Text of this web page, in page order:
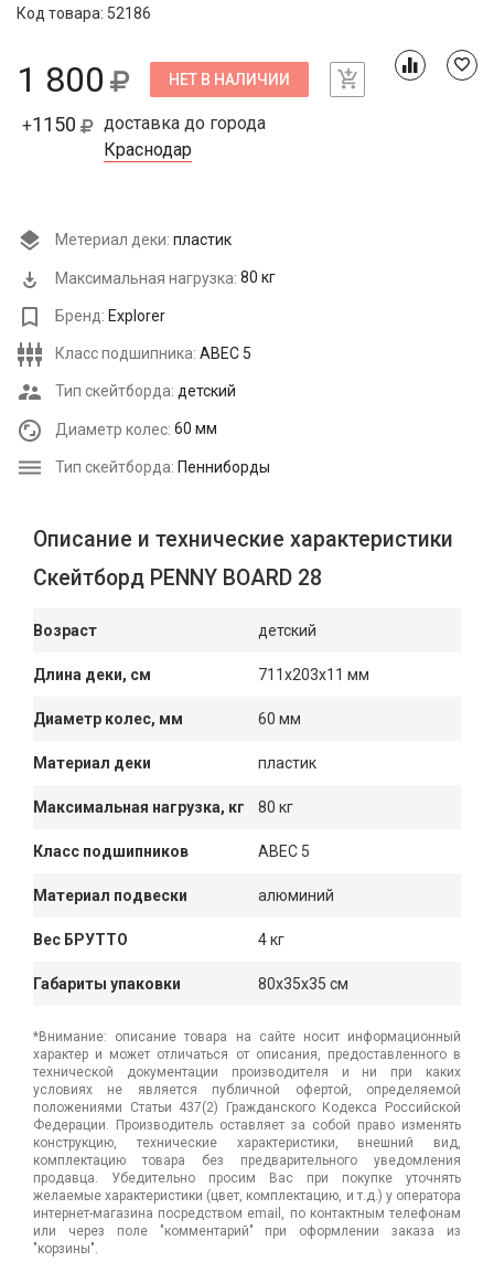
Код товара: 52186
1 800 НЕТ В НАЛИЧИИ
+1150
доставка до города
Краснодар
Метериал деки: пластик
Максимальная нагрузка: 80 кг
Бренд: Explorer
Класс подшипника: ABEC 5
Тип скейтборда: детский
Диаметр колес: 60 мм
Тип скейтборда: Пенниборды
Описание и технические характеристики
Скейтборд PENNY BOARD 28
Возраст детский
Длина деки, см 711x203x11 мм
Диаметр колес, мм 60 мм
Материал деки пластик
Максимальная нагрузка, кг 80 кг
Класс подшипников ABEC 5
Материал подвески алюминий
Вес БРУТТО 4 кг
Габариты упаковки 80x35x35 см
*Внимание: описание товара на сайте носит информационный
характер и может отличаться от описания, предоставленного в
технической документации производителя и ни при каких
условиях не является публичной офертой, определяемой
положениями Статьи 437(2) Гражданского Кодекса Российской
Федерации. Производитель оставляет за собой право изменять
конструкцию, технические характеристики, внешний вид,
комплектацию товара без предварительного уведомления
продавца. Убедительно просим Вас при покупке уточнять
желаемые характеристики (цвет, комплектацию, и т.д.) у оператора
интернет-магазина посредством email, по контактным телефонам
или через поле "комментарий" при оформлении заказа из
"корзины".